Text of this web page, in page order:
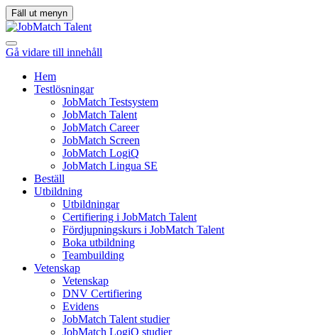
Fäll ut menyn
Gå vidare till innehåll
Hem
Testlösningar
JobMatch Testsystem
JobMatch Talent
JobMatch Career
JobMatch Screen
JobMatch LogiQ
JobMatch Lingua SE
Beställ
Utbildning
Utbildningar
Certifiering i JobMatch Talent
Fördjupningskurs i JobMatch Talent
Boka utbildning
Teambuilding
Vetenskap
Vetenskap
DNV Certifiering
Evidens
JobMatch Talent studier
JobMatch LogiQ studier